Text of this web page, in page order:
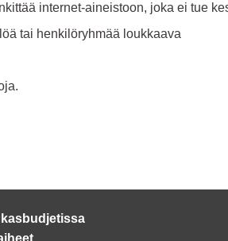
internet-aineistoon, joka ei tue
tai henkilöryhmää loukkaava